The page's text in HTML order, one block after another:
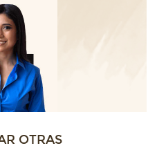
OTRAS